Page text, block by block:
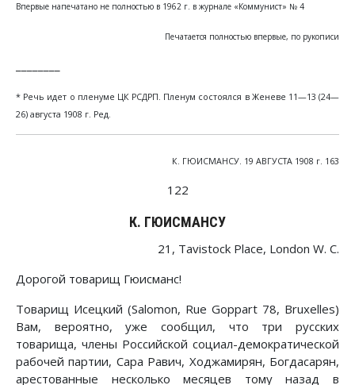
Впервые напечатано не полностью в 1962 г. в журнале «Коммунист» № 4
Печатается полностью впервые, по рукописи
* Речь идет о пленуме ЦК РСДРП. Пленум состоялся в Женеве 11—13 (24—
26) августа 1908 г. Ред.
К. ГЮИСМАНСУ. 19 АВГУСТА 1908 г. 163
122
К. ГЮИСМАНСУ
21, Tavistock Place, London W. С.
Дорогой товарищ Гюисманс!
Товарищ Исецкий (Salomon, Rue Goppart 78, Bruxelles)
Вам, вероятно, уже сообщил, что три русских
товарища, члены Российской социал-демократической
рабочей партии, Сара Равич, Ходжамирян, Богдасарян,
арестованные несколько месяцев тому назад в